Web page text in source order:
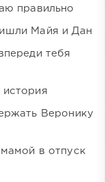
правильно
Майя и Дан
тебя
Веронику
в отпуск